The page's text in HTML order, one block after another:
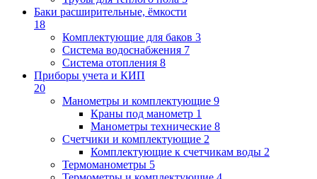
Баки расширительные, ёмкости
18
Комплектующие для баков 3
Система водоснабжения 7
Система отопления 8
Приборы учета и КИП
20
Манометры и комплектующие 9
Краны под манометр 1
Манометры технические 8
Счетчики и комплектующие 2
Комплектующие к счетчикам воды 2
Термоманометры 5